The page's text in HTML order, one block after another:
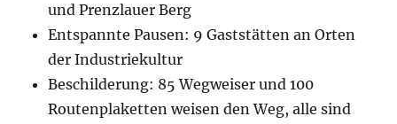
und Prenzlauer Berg
Entspannte Pausen: 9 Gaststätten an Orten
der Industriekultur
Beschilderung: 85 Wegweiser und 100
Routenplaketten weisen den Weg, alle sind